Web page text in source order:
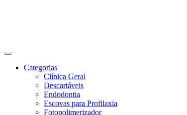
Categorias
Clínica Geral
Descartáveis
Endodontia
Escovas para Profilaxia
Fotopolimerizador